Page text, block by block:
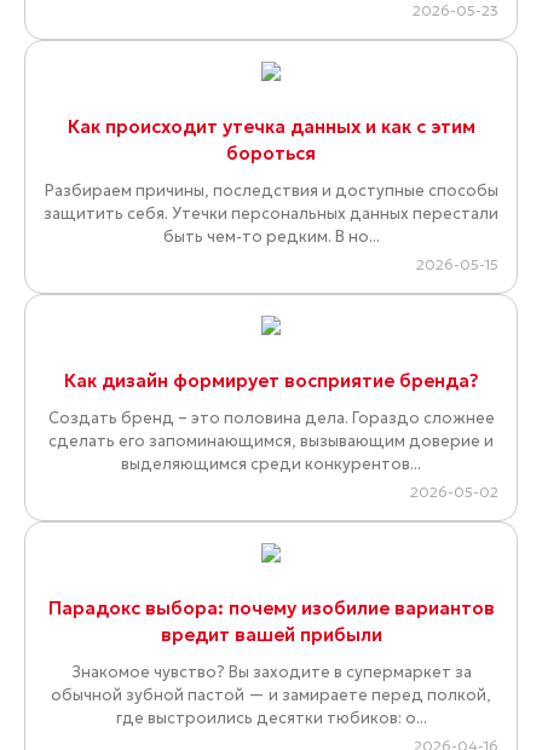
2026-05-23
Как происходит утечка данных и как с этим
бороться
Разбираем причины, последствия и доступные способы
защитить себя. Утечки персональных данных перестали
быть чем-то редким. В но...
2026-05-15
Как дизайн формирует восприятие бренда?
Создать бренд – это половина дела. Гораздо сложнее
сделать его запоминающимся, вызывающим доверие и
выделяющимся среди конкурентов...
2026-05-02
Парадокс выбора: почему изобилие вариантов
вредит вашей прибыли
Знакомое чувство? Вы заходите в супермаркет за
обычной зубной пастой — и замираете перед полкой,
где выстроились десятки тюбиков: о...
2026-04-16